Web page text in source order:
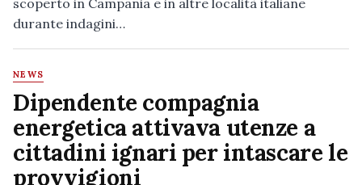
scoperto in Campania e in altre località italiane
durante indagini…
NEWS
Dipendente compagnia
energetica attivava utenze a
cittadini ignari per intascare le
provvigioni